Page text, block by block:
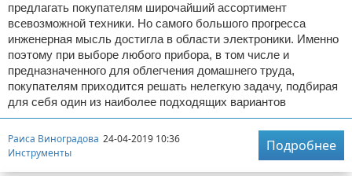
предлагать покупателям широчайший ассортимент
всевозможной техники. Но самого большого прогресса
инженерная мысль достигла в области электроники. Именно
поэтому при выборе любого прибора, в том числе и
предназначенного для облегчения домашнего труда,
покупателям приходится решать нелегкую задачу, подбирая
для себя один из наиболее подходящих вариантов
Раиса Виноградова 24-04-2019 10:36
Инструменты
Подробнее